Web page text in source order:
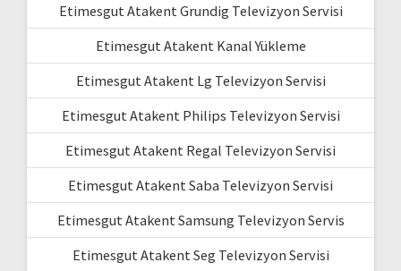
Etimesgut Atakent Grundig Televizyon Servisi
Etimesgut Atakent Kanal Yükleme
Etimesgut Atakent Lg Televizyon Servisi
Etimesgut Atakent Philips Televizyon Servisi
Etimesgut Atakent Regal Televizyon Servisi
Etimesgut Atakent Saba Televizyon Servisi
Etimesgut Atakent Samsung Televizyon Servis
Etimesgut Atakent Seg Televizyon Servisi